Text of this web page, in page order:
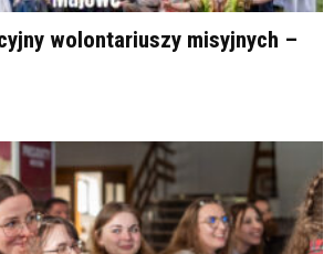
wolontariuszy misyjnych –